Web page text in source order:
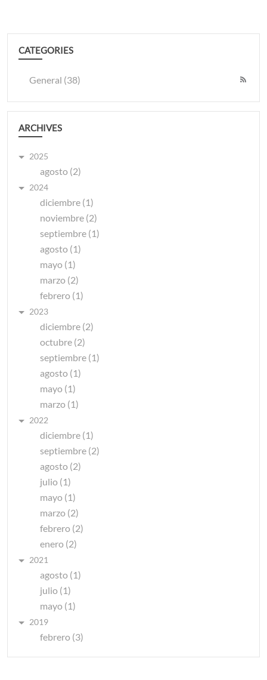
CATEGORIES
General (38)
ARCHIVES
2025
agosto (2)
2024
diciembre (1)
noviembre (2)
septiembre (1)
agosto (1)
mayo (1)
marzo (2)
febrero (1)
2023
diciembre (2)
octubre (2)
septiembre (1)
agosto (1)
mayo (1)
marzo (1)
2022
diciembre (1)
septiembre (2)
agosto (2)
julio (1)
mayo (1)
marzo (2)
febrero (2)
enero (2)
2021
agosto (1)
julio (1)
mayo (1)
2019
febrero (3)